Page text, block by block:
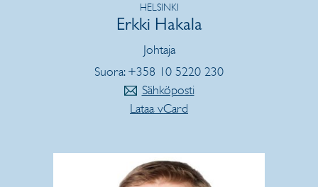
HELSINKI
Erkki Hakala
Johtaja
Suora: +358 10 5220 230
Sähköposti
Lataa vCard